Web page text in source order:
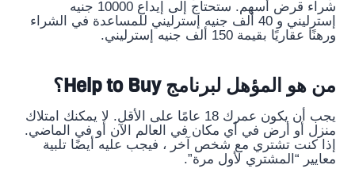
شراء قرض أسهم. ستحتاج إلى إيداع 10000 جنيه
إسترليني و 40 ألف جنيه إسترليني للمساعدة في الشراء
ورهنًا عقاريًا بقيمة 150 ألف جنيه إسترليني.
من هو المؤهل لبرنامج Help to Buy؟
يجب أن يكون عمرك 18 عامًا على الأقل. لا يمكنك امتلاك
منزل أو أرض في أي مكان في العالم الآن أو في الماضي.
إذا كنت تشتري مع شخص آخر ، فيجب عليه أيضًا تلبية
معايير “المشتري لأول مرة”.